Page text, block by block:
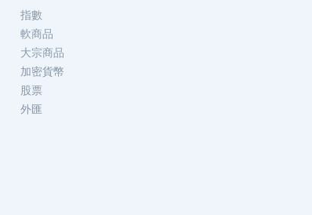
指數
軟商品
大宗商品
加密貨幣
股票
外匯